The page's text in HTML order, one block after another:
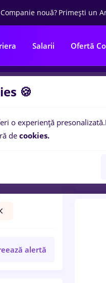
Companie nouă? Primești un
Salarii Ofertă
alertă
0
🍪
o experiență presonalizată.
de cookies.